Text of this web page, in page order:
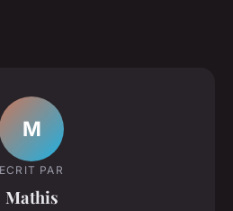
M
ECRIT PAR
Mathis